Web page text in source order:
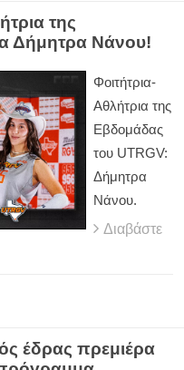
της
Δήμητρα Νάνου!
Φοιτήτρια-
Αθλήτρια της
Εβδομάδας
του UTRGV:
Δήμητρα
Νάνου.
Διαβάστε
έδρας πρεμιέρα